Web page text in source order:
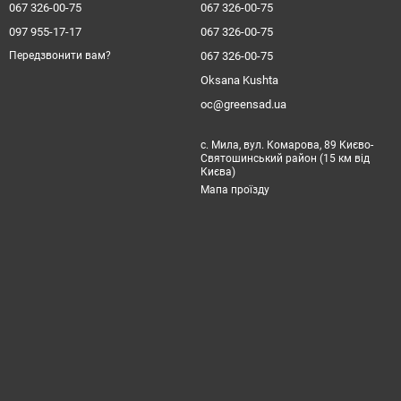
067 326-00-75
097 955-17-17
Передзвонити вам?
067 326-00-75
067 326-00-75
067 326-00-75
Oksana Kushta
oc@greensad.ua
с. Мила, вул. Комарова, 89 Києво-
Святошинський район (15 км від
Києва)
Мапа проїзду